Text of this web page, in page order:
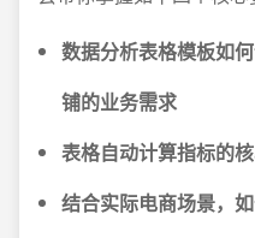
数据分析表格模板如
铺的业务需求
表格自动计算指标的
结合实际电商场景，